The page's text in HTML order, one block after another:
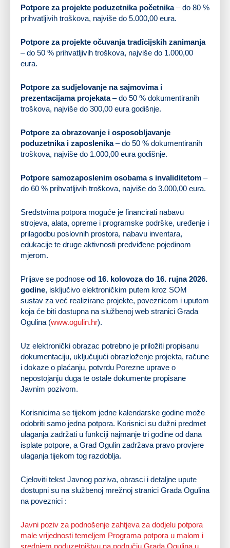
Potpore za projekte poduzetnika početnika– do 80 %
prihvatljivih troškova, najviše do 5.000,00 eura.
Potpore za projekte očuvanja tradicijskih zanimanja
– do 50 % prihvatljivih troškova, najviše do 1.000,00
eura.
Potpore za sudjelovanje na sajmovima i
prezentacijama projekata– do 50 % dokumentiranih
troškova, najviše do 300,00 eura godišnje.
Potpore za obrazovanje i osposobljavanje
poduzetnika i zaposlenika– do 50 % dokumentiranih
troškova, najviše do 1.000,00 eura godišnje.
Potpore samozaposlenim osobama s invaliditetom –
do 60 % prihvatljivih troškova, najviše do 3.000,00 eura.
Sredstvima potpora moguće je financirati nabavu
strojeva, alata, opreme i programske podrške, uređenje i
prilagodbu poslovnih prostora, nabavu inventara,
edukacije te druge aktivnosti predviđene pojedinom
mjerom.
Prijave se podnose od 16. kolovoza do 16. rujna 2026.
godine, isključivo elektroničkim putem kroz SOM
sustav za već realizirane projekte, poveznicom i uputom
koja će biti dostupna na službenoj web stranici Grada
Ogulina (www.ogulin.hr).
Uz elektronički obrazac potrebno je priložiti propisanu
dokumentaciju, uključujući obrazloženje projekta, račune
i dokaze o plaćanju, potvrdu Porezne uprave o
nepostojanju duga te ostale dokumente propisane
Javnim pozivom.
Korisnicima se tijekom jedne kalendarske godine može
odobriti samo jedna potpora. Korisnici su dužni predmet
ulaganja zadržati u funkciji najmanje tri godine od dana
isplate potpore, a Grad Ogulin zadržava pravo provjere
ulaganja tijekom tog razdoblja.
Cjeloviti tekst Javnog poziva, obrasci i detaljne upute
dostupni su na službenoj mrežnoj stranici Grada Ogulina
na poveznici :
Javni poziv za podnošenje zahtjeva za dodjelu potpora
male vrijednosti temeljem Programa potpora u malom i
srednjem poduzetništvu na području Grada Ogulina u